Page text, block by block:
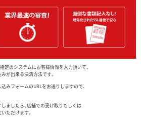
定のシステムにお客様情報を入力頂いて、
が出来る決済方法です。
みフォームのURLをお送りしますので、
ましたら、店舗での受け取りもしくは
ただけます。